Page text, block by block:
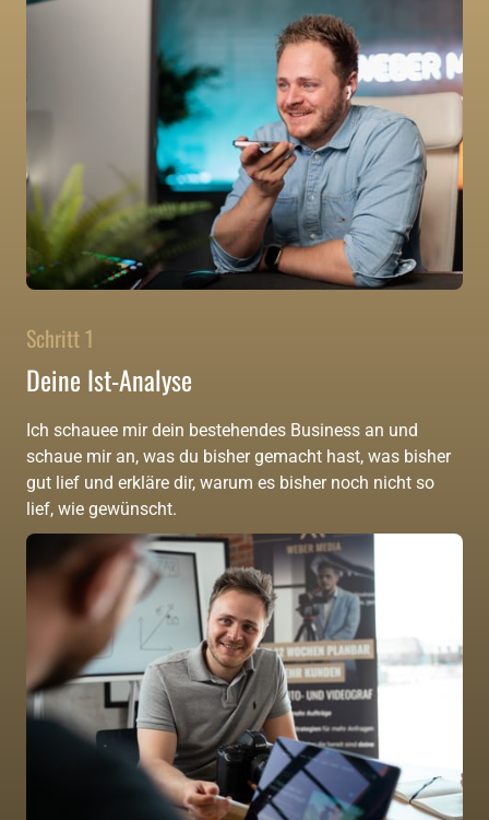
Schritt 1
Deine Ist-Analyse
Ich schauee mir dein bestehendes Business an und
schaue mir an, was du bisher gemacht hast, was bisher
gut lief und erkläre dir, warum es bisher noch nicht so
lief, wie gewünscht.